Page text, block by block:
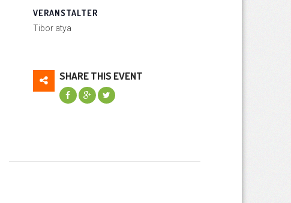
VERANSTALTER
Tibor atya
SHARE THIS EVENT